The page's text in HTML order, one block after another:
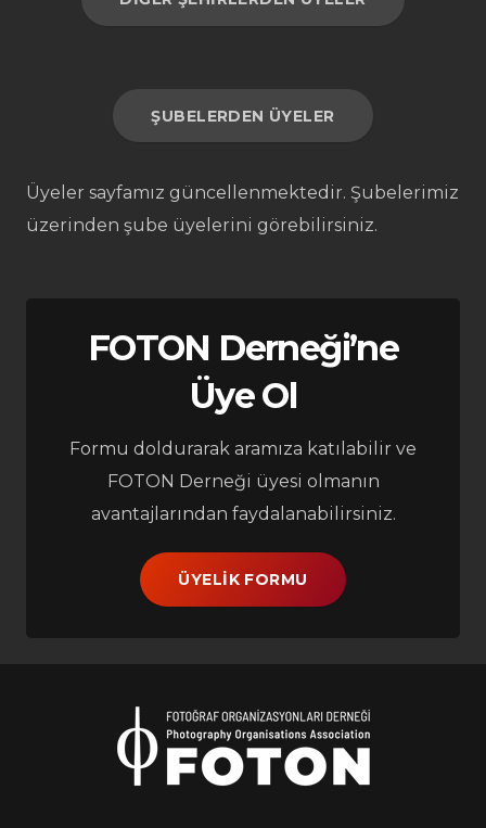
ŞUBELERDEN ÜYELER
Üyeler sayfamız güncellenmektedir. Şubelerimiz
üzerinden şube üyelerini görebilirsiniz.
FOTON Derneği’ne
Üye Ol
Formu doldurarak aramıza katılabilir ve
FOTON Derneği üyesi olmanın
avantajlarından faydalanabilirsiniz.
ÜYELIK FORMU